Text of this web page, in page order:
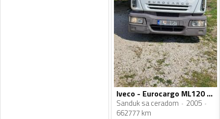
Iveco - Eurocargo ML120 E24
Sanduk sa ceradom
2005
662777 km